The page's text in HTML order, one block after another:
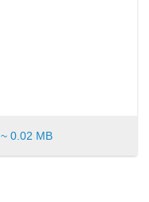
~ 0.02 MB